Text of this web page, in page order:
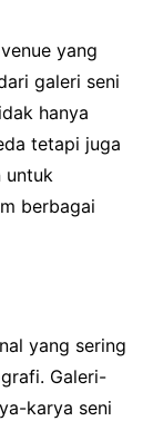
yang
galeri seni
hanya
tetapi juga
untuk
berbagai
yang sering
Galeri-
karya seni